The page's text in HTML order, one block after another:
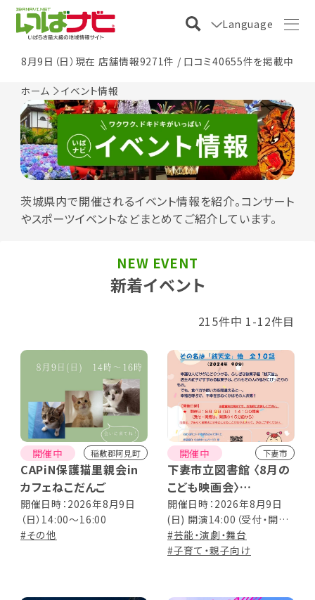
Language
8月9日（日）現在 店舗情報9271件 / 口コミ40655件を掲載中
ホーム イベント情報
茨城県内で開催されるイベント情報を紹介。コンサート
やスポーツイベントなどまとめてご紹介しています。
新着イベント
NEW EVENT
215件中 1-12件目
開催中 稲敷郡阿見町
CAPiN保護猫里親会in
カフェねこだんご
開催日時：2026年8月9日
（日）14:00〜16:00
#その他
開催中 下妻市
下妻市立図書館 〈8月の
こども映画会〉
ふしぎ駄菓子屋 銭天堂
10巻 その名は「銭天堂」
他 全10話
開催日時：2026年8月9日
(日) 開演14:00（受付・開場
は開演の15分前から） ※上
映時間 90分
#芸能・演劇・舞台
#子育て・親子向け